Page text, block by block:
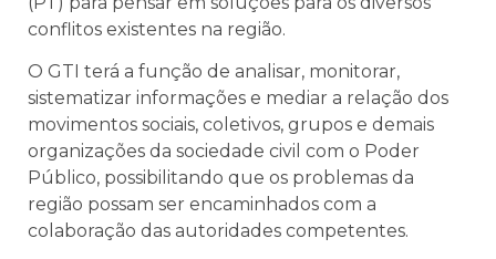
conflitos existentes na região.
O GTI terá a função de analisar, monitorar,
sistematizar informações e mediar a relação dos
movimentos sociais, coletivos, grupos e demais
organizações da sociedade civil com o Poder
Público, possibilitando que os problemas da
região possam ser encaminhados com a
colaboração das autoridades competentes.